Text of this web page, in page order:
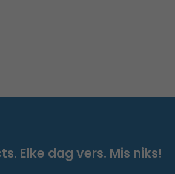
Elke dag vers. Mis niks!